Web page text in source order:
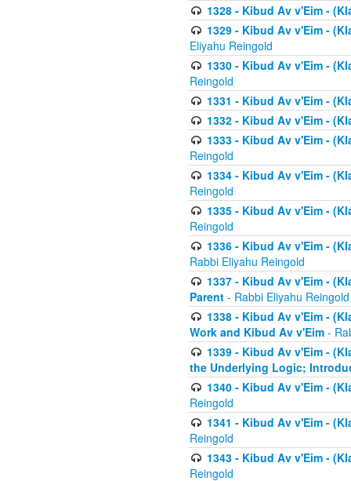
1328 - Kibud Av v'Eim -
1329 - Kibud Av v'Eim -
Eliyahu Reingold
1330 - Kibud Av v'Eim -
Reingold
1331 - Kibud Av v'Eim -
1332 - Kibud Av v'Eim -
1333 - Kibud Av v'Eim -
Reingold
1334 - Kibud Av v'Eim -
Reingold
1335 - Kibud Av v'Eim -
Reingold
1336 - Kibud Av v'Eim -
Rabbi Eliyahu Reingold
1337 - Kibud Av v'Eim -
Parent - Rabbi Eliyahu Reingold
1338 - Kibud Av v'Eim -
Work and Kibud Av v'Eim -
1339 - Kibud Av v'Eim -
the Underlying Logic;
1340 - Kibud Av v'Eim -
Reingold
1341 - Kibud Av v'Eim -
Reingold
1343 - Kibud Av v'Eim -
Reingold